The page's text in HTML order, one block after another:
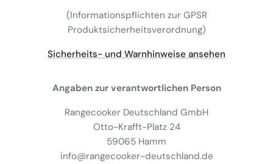
(Informationspflichten zur GPSR
Produktsicherheitsverordnung)
Sicherheits- und Warnhinweise ansehen
Angaben zur verantwortlichen Person
Rangecooker Deutschland GmbH
Otto-Krafft-Platz 24
59065 Hamm
info@rangecooker-deutschland.de